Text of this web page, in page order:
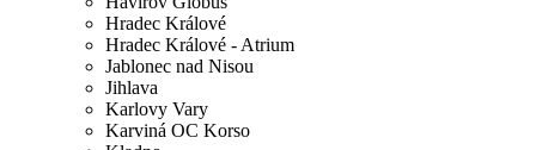
Hradec Králové
Hradec Králové - Atrium
Jablonec nad Nisou
Jihlava
Karlovy Vary
Karviná OC Korso